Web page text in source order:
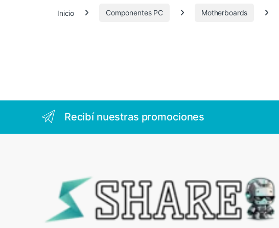
.
Inicio Componentes PC Motherboards
Recibí nuestras promociones